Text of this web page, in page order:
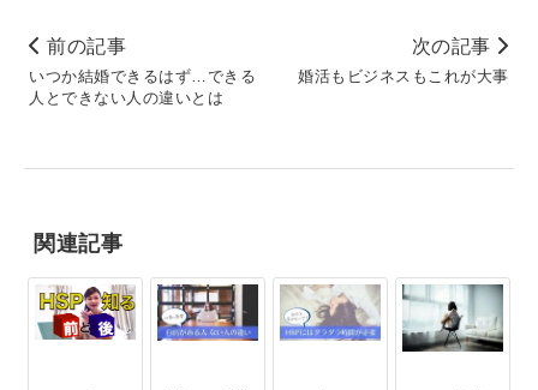
前の記事
いつか結婚できるはず…できる
人とできない人の違いとは
次の記事
婚活もビジネスもこれが大事
関連記事